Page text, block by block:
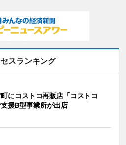
スランキング
にコストコ再販店「コストコ
援B型事業所が出店